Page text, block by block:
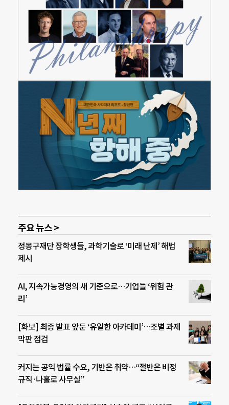
주요 뉴스 >
정몽구재단 장학생들, 과학기술로 ‘미래 난제’ 해법
제시
AI, 지속가능경영의 새 기준으로…기업들 ‘위험 관
리’
[화보] 최종 발표 앞둔 ‘유일한 아카데미’…조별 과제
막판 점검
커지는 공익 법률 수요, 기반은 취약…“절반은 비정
규직·나홀로 사무실”